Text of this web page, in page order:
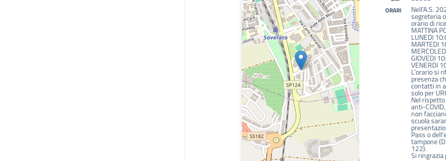
ORARI Nell’A.S.
segreteria
orario di
MATTINA
LUNEDI
MARTEDI
GIOVEDI
VENERDI
L’orario si
presenza
contatti in
solo per
Nel
anti-
non
scuola
Pass o
tampone
122).
Si ringrazia